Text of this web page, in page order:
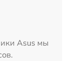
Asus мы